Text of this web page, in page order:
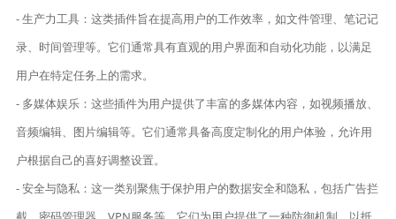
- 生产力工具：这类插件旨在提高用户的工作效率，如文件管理、笔记记
录、时间管理等。它们通常具有直观的用户界面和自动化功能，以满足
用户在特定任务上的需求。
- 多媒体娱乐：这些插件为用户提供了丰富的多媒体内容，如视频播放、
音频编辑、图片编辑等。它们通常具备高度定制化的用户体验，允许用
户根据自己的喜好调整设置。
- 安全与隐私：这一类别聚焦于保护用户的数据安全和隐私，包括广告拦